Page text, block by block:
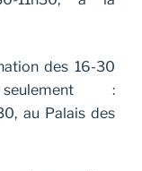
des 16-30
:
au Palais des